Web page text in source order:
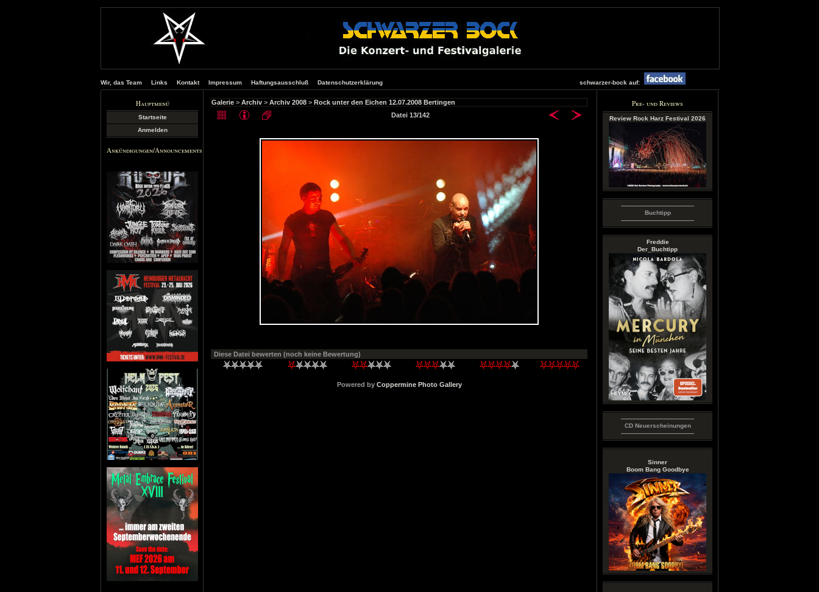
Wir, das Team Links Kontakt Impressum Haftungsausschluß Datenschutzerklärung schwarzer-bock auf:
Hauptmenü
Startseite
Anmelden
Ankündigungen/Announcements
Pre- und Reviews
Review Rock Harz Festival 2026
----------------------------------------
Buchtipp
----------------------------------------
Freddie
Der_Buchtipp
----------------------------------------
CD Neuerscheinungen
----------------------------------------
Sinner
Boom Bang Goodbye
Galerie > Archiv > Archiv 2008 > Rock unter den Eichen 12.07.2008 Bertingen
Datei 13/142
Diese Datei bewerten (noch keine Bewertung)
Powered by Coppermine Photo Gallery